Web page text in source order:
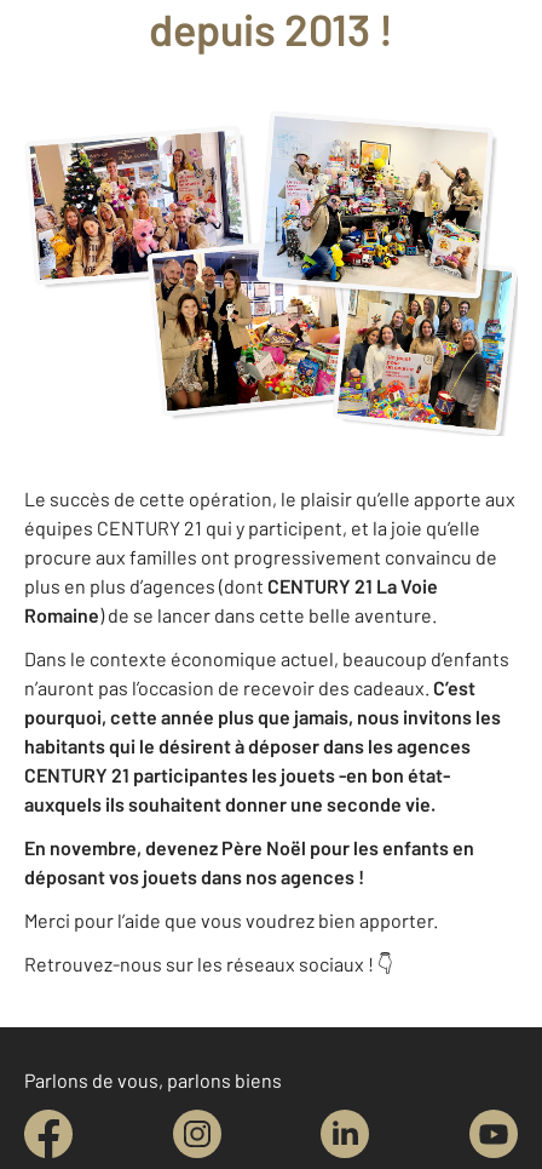
depuis 2013 !
Le succès de cette opération, le plaisir qu’elle apporte aux
équipes CENTURY 21 qui y participent, et la joie qu’elle
procure aux familles ont progressivement convaincu de
plus en plus d’agences (dont CENTURY 21 La Voie
Romaine) de se lancer dans cette belle aventure.
Dans le contexte économique actuel, beaucoup d’enfants
n’auront pas l’occasion de recevoir des cadeaux. C’est
pourquoi, cette année plus que jamais, nous invitons les
habitants qui le désirent à déposer dans les agences
CENTURY 21 participantes les jouets -en bon état-
auxquels ils souhaitent donner une seconde vie.
En novembre, devenez Père Noël pour les enfants en
déposant vos jouets dans nos agences !
Merci pour l’aide que vous voudrez bien apporter.
Retrouvez-nous sur les réseaux sociaux ! 👇
Parlons de vous, parlons biens